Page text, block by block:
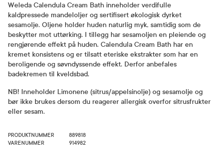
Weleda Calendula Cream Bath inneholder verdifulle
kaldpressede mandeloljer og sertifisert økologisk dyrket
sesamolje. Oljene holder huden naturlig myk, samtidig som de
beskytter mot uttørking. I tillegg har sesamoljen en pleiende og
rengjørende effekt på huden. Calendula Cream Bath har en
kremet konsistens og er tilsatt eteriske ekstrakter som har en
beroligende og søvndyssende effekt. Derfor anbefales
badekremen til kveldsbad.
NB! Inneholder Limonene (sitrus/appelsinolje) og sesamolje og
bør ikke brukes dersom du reagerer allergisk overfor sitrusfrukter
eller sesam.
PRODUKTNUMMER
889818
VARENUMMER
914982